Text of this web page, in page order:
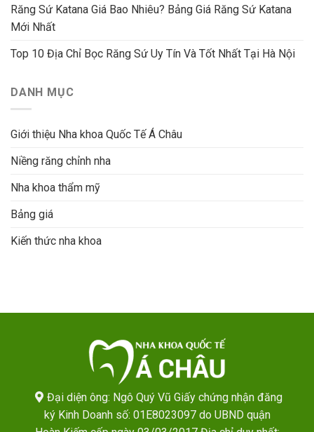
Răng Sứ Katana Giá Bao Nhiêu? Bảng Giá Răng Sứ Katana
Mới Nhất
Top 10 Địa Chỉ Bọc Răng Sứ Uy Tín Và Tốt Nhất Tại Hà Nội
DANH MỤC
Giới thiệu Nha khoa Quốc Tế Á Châu
Niềng răng chỉnh nha
Nha khoa thẩm mỹ
Bảng giá
Kiến thức nha khoa
Đại diện ông: Ngô Quý Vũ Giấy chứng nhận đăng
ký Kinh Doanh số: 01E8023097 do UBND quận